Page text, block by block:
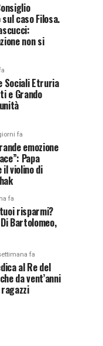
caso Filosa.
non si
Sociali Etruria
e Grando
fa
emozione
Papa
il violino di
fa
risparmi?
Bartolomeo,
fa
al Re del
da vent’anni